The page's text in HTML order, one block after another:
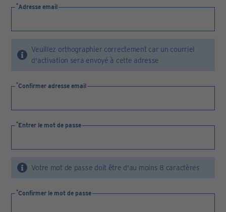
Adresse email
Veuillez orthographier correctement car un courriel
d'activation sera envoyé à cette adresse
Confirmer adresse email
Entrer le mot de passe
Votre mot de passe doit être d'au moins 8 caractères
Confirmer le mot de passe